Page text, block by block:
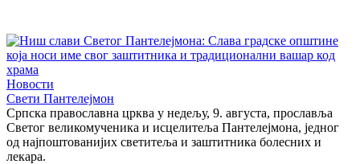
Новости
Свети Пантелејмон
Српска православна црква у недељу, 9. августа, прославља
Светог великомученика и исцелитеља Пантелејмона, једног
од најпоштованијих светитеља и заштитника болесних и
лекара.